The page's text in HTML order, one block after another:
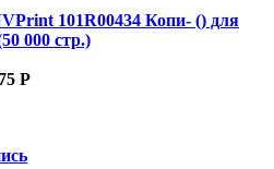
101R00434 Копи- () для
000 стр.)
Р